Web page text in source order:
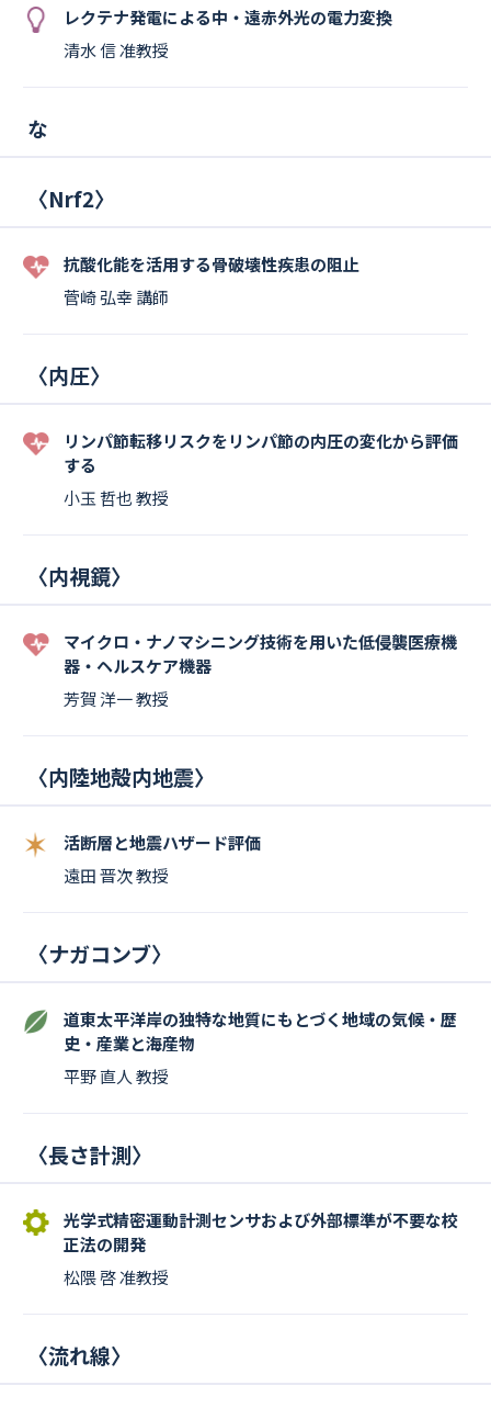
レクテナ発電による中・遠赤外光の電力変換
清水 信 准教授
な
〈Nrf2〉
抗酸化能を活用する骨破壊性疾患の阻止
菅崎 弘幸 講師
〈内圧〉
リンパ節転移リスクをリンパ節の内圧の変化から評価
する
小玉 哲也 教授
〈内視鏡〉
マイクロ・ナノマシニング技術を⽤いた低侵襲医療機
器・ヘルスケア機器
芳賀 洋一 教授
〈内陸地殻内地震〉
活断層と地震ハザード評価
遠田 晋次 教授
〈ナガコンブ〉
道東太平洋岸の独特な地質にもとづく地域の気候・歴
史・産業と海産物
平野 直人 教授
〈長さ計測〉
光学式精密運動計測センサおよび外部標準が不要な校
正法の開発
松隈 啓 准教授
〈流れ線〉